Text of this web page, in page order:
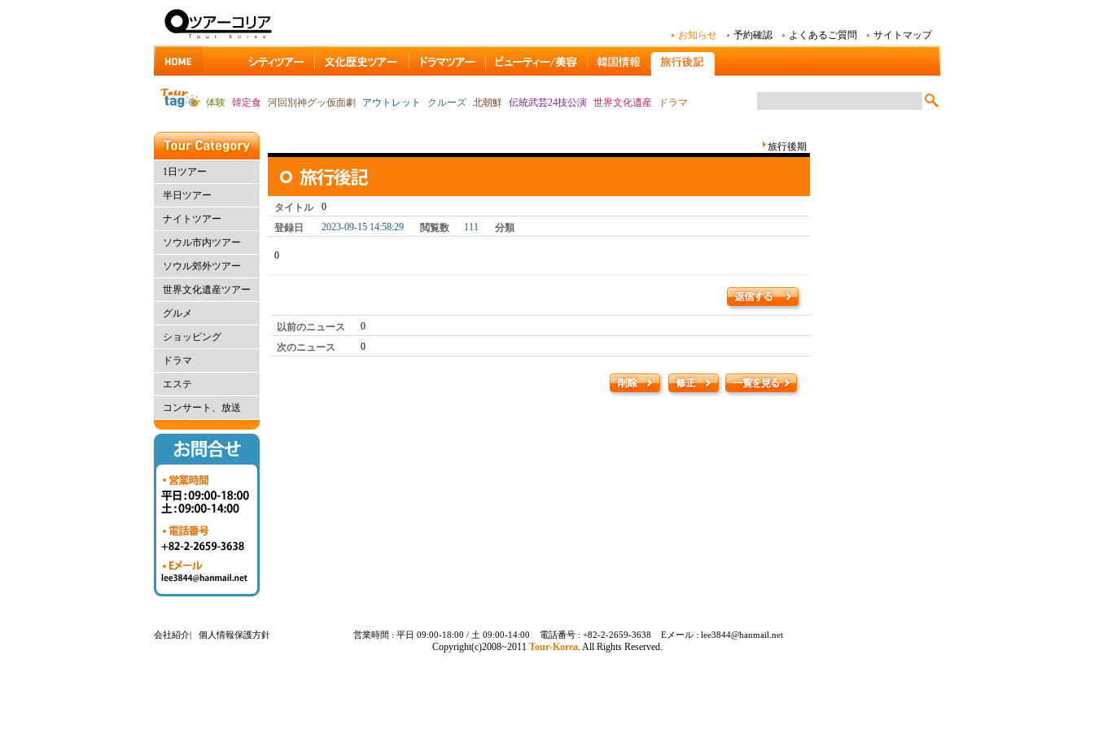
お知らせ 予約確認 よくあるご質問 サイトマップ
体験 韓定食 河回別神グッ仮面劇 アウトレット クルーズ 北朝鮮 伝統武芸24技公演 世界文化遺産 ドラマ
1日ツアー
半日ツアー
ナイトツアー
ソウル市内ツアー
ソウル郊外ツアー
世界文化遺産ツアー
グルメ
ショッピング
ドラマ
エステ
コンサート、放送
旅行後期
タイトル
0
登録日
2023-09-15 14:58:29 閲覧数 111 分類
0
以前のニュース
0
次のニュース
0
会社紹介| 個人情報保護方針 営業時間 : 平日 09:00-18:00 / 土 09:00-14:00 電話番号 : +82-2-2659-3638 Eメール : lee3844@hanmail.net
Copyright(c)2008~2011 Tour-Korea. All Rights Reserved.